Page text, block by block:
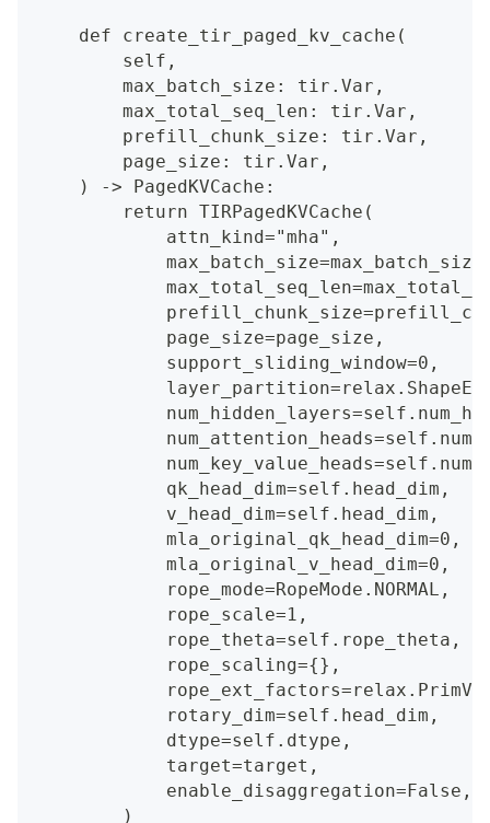
    def create_tir_paged_kv_cache(
        self,
        max_batch_size: tir.Var,
        max_total_seq_len: tir.Var,
        prefill_chunk_size: tir.Var,
        page_size: tir.Var,
    ) -> PagedKVCache:
        return TIRPagedKVCache(
            attn_kind="mha",
            page_size=page_size,
            support_sliding_window=0,
            qk_head_dim=self.head_dim,
            v_head_dim=self.head_dim,
            mla_original_qk_head_dim=0,
            mla_original_v_head_dim=0,
            rope_mode=RopeMode.NORMAL,
            rope_scale=1,
            rope_theta=self.rope_theta,
            rope_scaling={},
            rotary_dim=self.head_dim,
            dtype=self.dtype,
            target=target,
            enable_disaggregation=False,
        )